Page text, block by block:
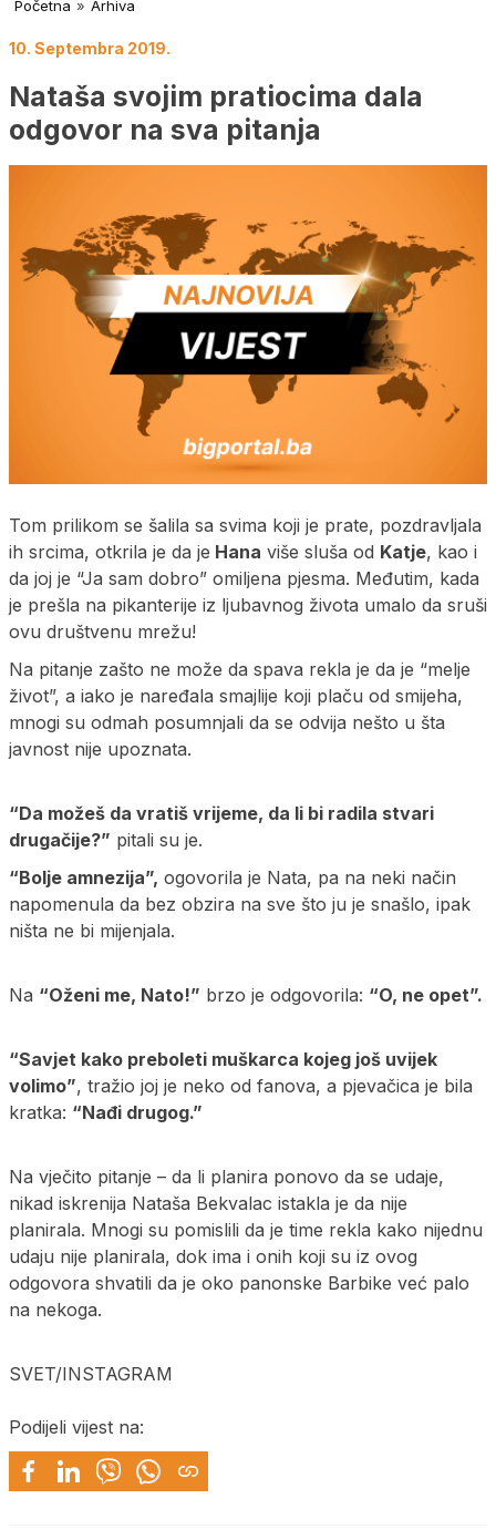
Početna » Arhiva
10. Septembra 2019.
Nataša svojim pratiocima dala
odgovor na sva pitanja
Tom prilikom se šalila sa svima koji je prate, pozdravljala
ih srcima, otkrila je da je Hana više sluša od Katje, kao i
da joj je “Ja sam dobro” omiljena pjesma. Međutim, kada
je prešla na pikanterije iz ljubavnog života umalo da sruši
ovu društvenu mrežu!
Na pitanje zašto ne može da spava rekla je da je “melje
život”, a iako je naređala smajlije koji plaču od smijeha,
mnogi su odmah posumnjali da se odvija nešto u šta
javnost nije upoznata.
“Da možeš da vratiš vrijeme, da li bi radila stvari
drugačije?” pitali su je.
“Bolje amnezija”, ogovorila je Nata, pa na neki način
napomenula da bez obzira na sve što ju je snašlo, ipak
ništa ne bi mijenjala.
Na “Oženi me, Nato!” brzo je odgovorila: “O, ne opet”.
“Savjet kako preboleti muškarca kojeg još uvijek
volimo”, tražio joj je neko od fanova, a pjevačica je bila
kratka: “Nađi drugog.”
Na vječito pitanje – da li planira ponovo da se udaje,
nikad iskrenija Nataša Bekvalac istakla je da nije
planirala. Mnogi su pomislili da je time rekla kako nijednu
udaju nije planirala, dok ima i onih koji su iz ovog
odgovora shvatili da je oko panonske Barbike već palo
na nekoga.
SVET/INSTAGRAM
Podijeli vijest na: